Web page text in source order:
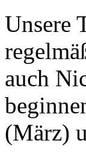
Unsere
auch
(März)